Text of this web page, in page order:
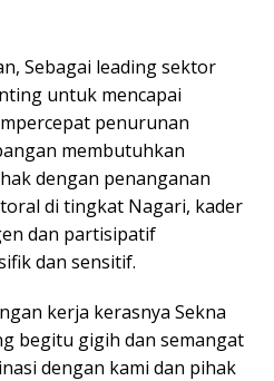
Sebagai leading sektor
untuk mencapai
penurunan
membutuhkan
dengan penanganan
di tingkat Nagari, kader
dan partisipatif
dan sensitif.
kerja kerasnya Sekna
begitu gigih dan semangat
dengan kami dan pihak